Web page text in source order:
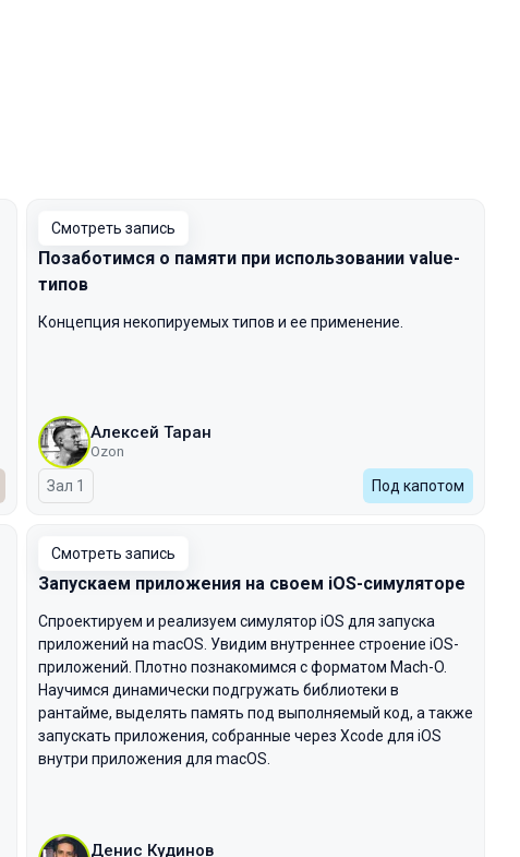
Смотреть запись
Позаботимся о памяти при использовании value-
типов
Концепция некопируемых типов и ее применение.
Алексей Таран
Ozon
Зал 1 Под капотом
Смотреть запись
Запускаем приложения на своем iOS-симуляторе
Спроектируем и реализуем симулятор iOS для запуска
приложений на macOS. Увидим внутреннее строение iOS-
приложений. Плотно познакомимся с форматом Mach-O.
Научимся динамически подгружать библиотеки в
рантайме, выделять память под выполняемый код, а также
запускать приложения, собранные через Xcode для iOS
внутри приложения для macOS.
Денис Кудинов